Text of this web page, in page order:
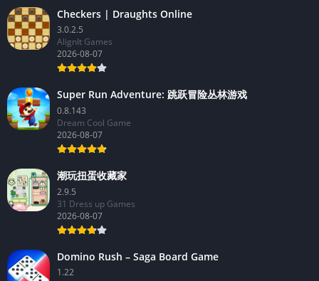
Checkers | Draughts Online
3.0.2.5
AlignIt Games
2026-08-07
Super Run Adventure: 跳跃冒险丛林游戏
0.8.143
Dream Cool Game
2026-08-07
潮玩扭蛋收藏家
2.9.5
31 Dress up Games
2026-08-07
Domino Rush – Saga Board Game
1.22